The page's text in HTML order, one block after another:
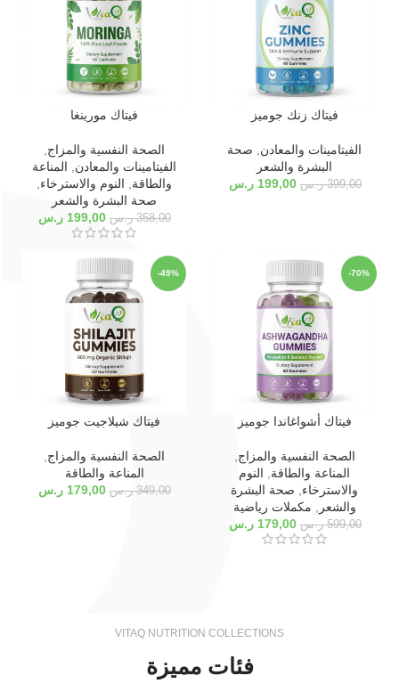
فيتاك زنك جوميز
الفيتامينات والمعادن
صحة
البشرة والشعر
399,00 ر.س 199,00 ر.س
فيتاك مورينغا
الصحة النفسية والمزاج
الفيتامينات والمعادن
المناعة
والطاقة
النوم والاسترخاء
صحة البشرة والشعر
358,00 ر.س 199,00 ر.س
-70%
فيتاك أشواغاندا جوميز
الصحة النفسية والمزاج
المناعة والطاقة
النوم
والاسترخاء
صحة البشرة
والشعر
مكملات رياضية
599,00 ر.س 179,00 ر.س
-49%
فيتاك شيلاجيت جوميز
الصحة النفسية والمزاج
المناعة والطاقة
349,00 ر.س 179,00 ر.س
VITAQ NUTRITION COLLECTIONS
فئات مميزة